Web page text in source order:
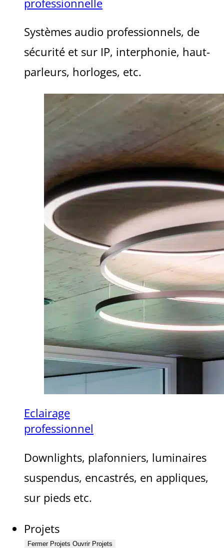
professionnelle
Systèmes audio professionnels, de
sécurité et sur IP, interphonie, haut-
parleurs, horloges, etc.
Eclairage
professionnel
Downlights, plafonniers, luminaires
suspendus, encastrés, en appliques,
sur pieds etc.
Projets
Fermer Projets Ouvrir Projets